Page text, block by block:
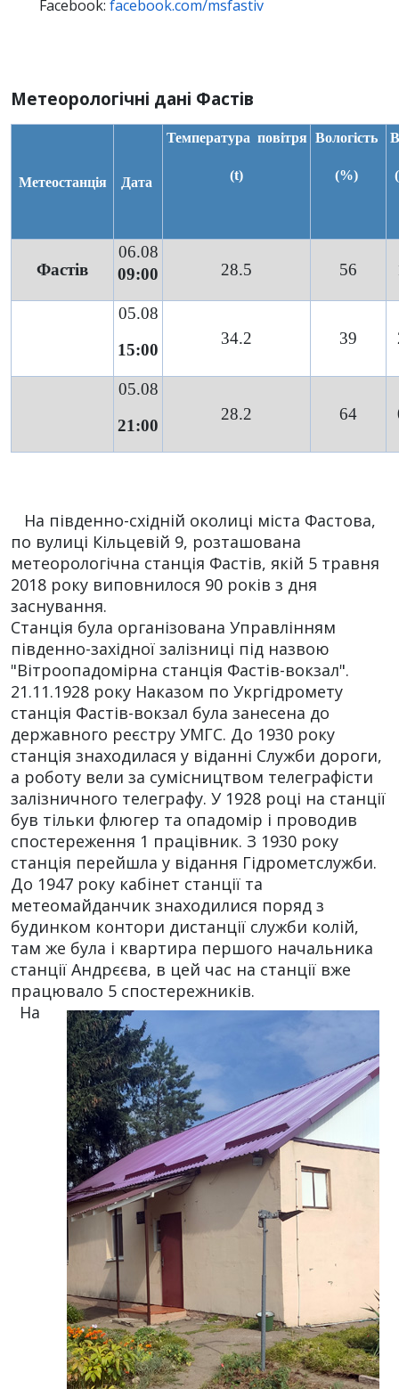
Facebook: facebook.com/msfastiv
Метеорологічні дані Фастів
Метеостанція Дата
Температура повітря
(t)
Вологість
(%)
Фастів
06.08
09:00
28.5 56
05.08
15:00
34.2 39
05.08
21:00
28.2 64
На південно-східній околиці міста Фастова,
по вулиці Кільцевій 9, розташована
метеорологічна станція Фастів, якій 5 травня
2018 року виповнилося 90 років з дня
заснування.
Станція була організована Управлінням
південно-західної залізниці під назвою
"Вітроопадомірна станція Фастів-вокзал".
21.11.1928 року Наказом по Укргідромету
станція Фастів-вокзал була занесена до
державного реєстру УМГС. До 1930 року
станція знаходилася у віданні Служби дороги,
а роботу вели за сумісництвом телеграфісти
залізничного телеграфу. У 1928 році на станції
був тільки флюгер та опадомір і проводив
спостереження 1 працівник. З 1930 року
станція перейшла у відання Гідрометслужби.
До 1947 року кабінет станції та
метеомайданчик знаходилися поряд з
будинком контори дистанції служби колій,
там же була і квартира першого начальника
станції Андрєєва, в цей час на станції вже
працювало 5 спостережників.
На